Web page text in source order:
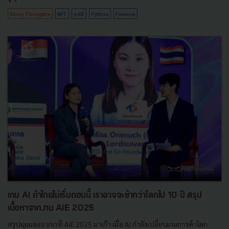
Saucy Thoughts MIT edX Python Finance
เกม AI ถ้าไทยไม่เริ่มตอนนี้ เราอาจจะช้ากว่าโลกไป 10 ปี สรุป
เนื้อหาจากงาน AIE 2025
สรุปมุมมองจากเวที AIE 2025 มาเก๊า เมื่อ AI กำลังเปลี่ยนเกมการค้าโลก